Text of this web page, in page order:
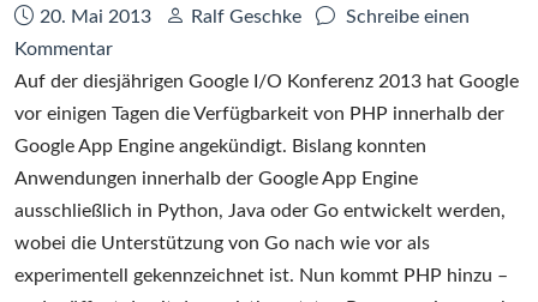
Datum:
20. Mai 2013 Autor:
Ralf Geschke
Schreibe einen
Kommentarzu
Google
App
Engine
für
PHP
–
erste
Auf der diesjährigen Google I/O Konferenz 2013 hat Google
vor einigen Tagen die Verfügbarkeit von PHP innerhalb der
Google App Engine angekündigt. Bislang konnten
Anwendungen innerhalb der Google App Engine
ausschließlich in Python, Java oder Go entwickelt werden,
wobei die Unterstützung von Go nach wie vor als
experimentell gekennzeichnet ist. Nun kommt PHP hinzu –